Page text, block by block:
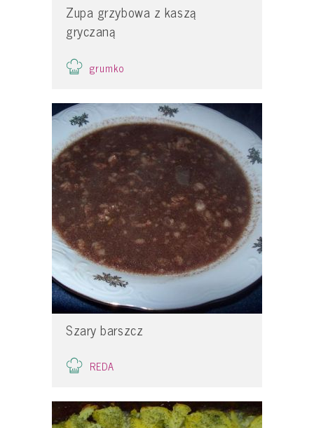
Zupa grzybowa z kaszą
gryczaną
grumko
Szary barszcz
REDA